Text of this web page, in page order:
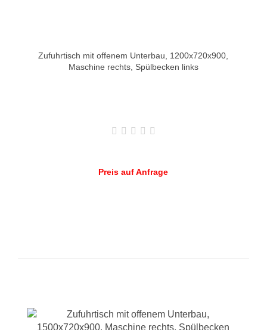
Zufuhrtisch mit offenem Unterbau, 1200x720x900,
Maschine rechts, Spülbecken links
Preis auf Anfrage